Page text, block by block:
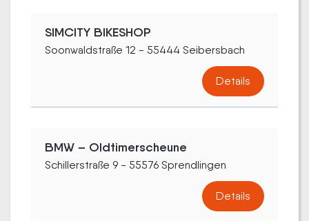
SIMCITY BIKESHOP
Soonwaldstraße 12 - 55444 Seibersbach
Details
BMW – Oldtimerscheune
Schillerstraße 9 - 55576 Sprendlingen
Details